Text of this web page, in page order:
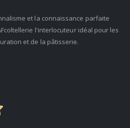
et la connaissance parfaite
l'interlocuteur idéal pour les
et de la pâtisserie.